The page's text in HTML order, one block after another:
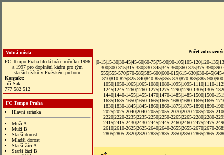
Volná místa
FC Tempo Praha hledá hráče ročníku 1996
a 1997 pro doplnění kádru pro tým
starších žáků v Pražském přeboru.
Kontakt:
Jiří Šak
777 582 512
FC Tempo Praha
Hlavní stránka
Muži A
Muži B
Starší dorost
Mladší dorost
Starší žáci A
Starší žáci B
Počet
|0-15|15-30|30-45|45-60|60-75|75-90|90-105|105-120|120-135|
300|300-315|315-330|330-345|345-360|360-375|375-390|
555|555-570|570-585|585-600|600-615|615-630|630-645|
810|810-825|825-840|840-855|855-870|870-885|885-900|
1050|1050-1065|1065-1080|1080-1095|1095-1110|1110-
1245|1245-1260|1260-1275|1275-1290|1290-1305|1305-
1440|1440-1455|1455-1470|1470-1485|1485-1500|1500-
1635|1635-1650|1650-1665|1665-1680|1680-1695|1695-
1830|1830-1845|1845-1860|1860-1875|1875-1890|1890-
2025|2025-2040|2040-2055|2055-2070|2070-2085|2085-
2220|2220-2235|2235-2250|2250-2265|2265-2280|2280-
2415|2415-2430|2430-2445|2445-2460|2460-2475|2475-
2610|2610-2625|2625-2640|2640-2655|2655-2670|2670-
2805|2805-2820|2820-2835|2835-2850|2850-2865|2865-